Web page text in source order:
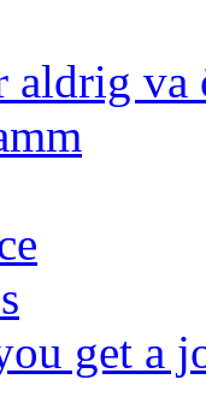
aldrig
get a